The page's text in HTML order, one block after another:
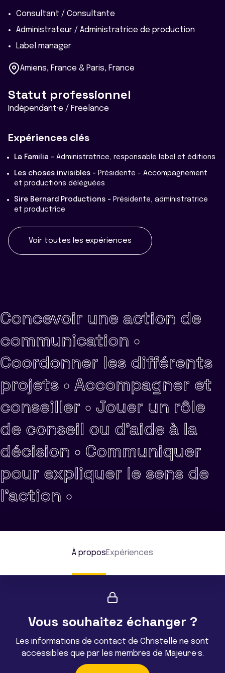
Consultant / Consultante
Administrateur / Administratrice de production
Label manager
Amiens, France & Paris, France
Statut professionnel
Indépendant·e / Freelance
Expériences clés
La Familia - Administratrice, responsable label et éditions
Les choses invisibles - Présidente - Accompagnement
et productions déléguées
Sire Bernard Productions - Présidente, administratrice
et productrice
Voir toutes les expériences
Concevoir une action de
communication •
Coordonner les différents
projets • Accompagner et
conseiller • Jouer un rôle
de conseil ou d'aide à la
décision • Communiquer
pour expliquer le sens de
l'action •
À proposExpériences
Vous souhaitez échanger ?
Les informations de contact de Christelle ne sont
accessibles que par les membres de Majeur·e·s.